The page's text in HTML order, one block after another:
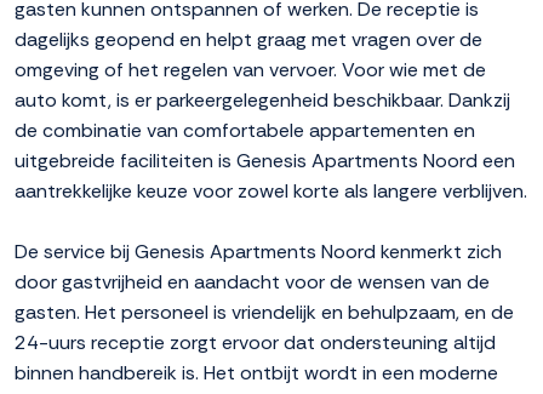
gasten kunnen ontspannen of werken. De receptie is
dagelijks geopend en helpt graag met vragen over de
omgeving of het regelen van vervoer. Voor wie met de
auto komt, is er parkeergelegenheid beschikbaar. Dankzij
de combinatie van comfortabele appartementen en
uitgebreide faciliteiten is Genesis Apartments Noord een
aantrekkelijke keuze voor zowel korte als langere verblijven.
De service bij Genesis Apartments Noord kenmerkt zich
door gastvrijheid en aandacht voor de wensen van de
gasten. Het personeel is vriendelijk en behulpzaam, en de
24-uurs receptie zorgt ervoor dat ondersteuning altijd
binnen handbereik is. Het ontbijt wordt in een moderne